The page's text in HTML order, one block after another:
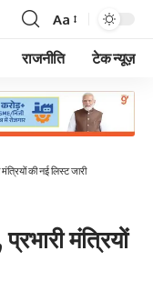
Font
Resizer
Aa
राजनीति टेक न्यूज़
की नई लिस्ट जारी
मंत्रियों